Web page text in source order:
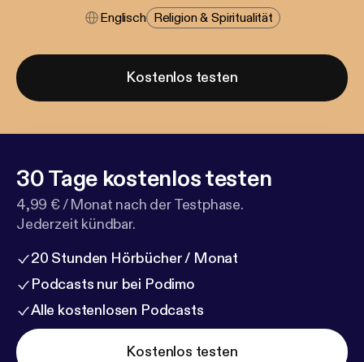
Englisch Religion & Spiritualität
Kostenlos testen
30 Tage kostenlos testen
4,99 € / Monat nach der Testphase.
Jederzeit kündbar.
20 Stunden Hörbücher / Monat
Podcasts nur bei Podimo
Alle kostenlosen Podcasts
Kostenlos testen